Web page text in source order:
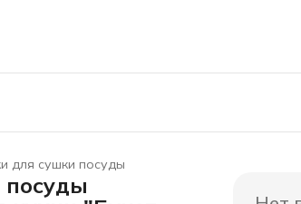
для сушки посуды